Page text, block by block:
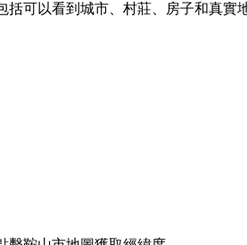
可以看到城市、村莊、房子和真實